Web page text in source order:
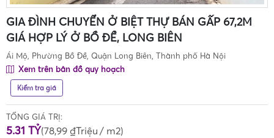
GIA ĐÌNH CHUYỂN Ở BIỆT THỰ BÁN GẤP 67,2M
GIÁ HỢP LÝ Ở BỒ ĐỀ, LONG BIÊN
Ái Mộ, Phường Bồ Đề, Quận Long Biên, Thành phố Hà Nội
Xem trên bản đồ quy hoạch
Kiểm tra giá
TỔNG GIÁ TRỊ:
5.31 TỶ(78,99 ₫Triệu / m2)